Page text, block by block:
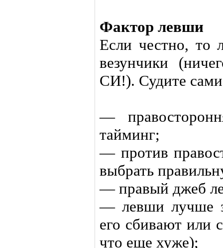
Фактор левши
Если честно, то
везунчики
СИ!). Судите
—
тайминг;
— против
выбрать
— правый джеб
— левши лучше
его сбивают или
что еще хуже);